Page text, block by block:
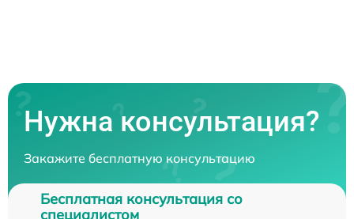
Нужна консультация?
Закажите бесплатную консультацию
Бесплатная консультация со
специалистом